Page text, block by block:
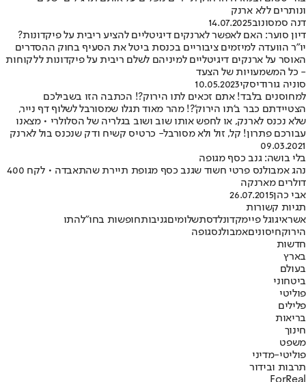
ונותרים ללא ארנק
דנה סמסונוב14.07.2025
דיון סוער: האם לאפשר לארנקים דיגיטליים להציע ריבית על פיקדונות?
יו"ר הוועדה למיזמים ציבוריים בכנסת ביטל את הסעיף בחוק ההסדרים
האוסר על ארנקים דיגיטליים למיניהם לשלם ריבית על פיקדונות ללקוחות
- כל המשמעויות של הצעד
סוניה גורודיסקי10.05.2023
למחוסנים בלבד! אתם זכאים לתו הירוק?! הכתבה הזו בשבילכם
הצטיידתם כבר ב'תו הירוק'?! מהר מאוד תגלו שמסורבל לשלוף דף נייר,
שלא נכנס לארנק, או לחפש אותו שוב ושוב בגלריה של הסלולרי • מצאנו
עבורכם פתרון! קל, זול ולא מסורבל- כרטיס קשיח ודק שנכנס בול לארנק
09.03.2021
בלי בושה: גנב כסף מגופה
נהג אמבולנס פרטי חשוד שגנב כסף מגופת תיירת שהתאבדה • לקח 400
דולרים מארנקה
אבי כהן26.07.2015
תגיות קשורות
אשראיגוגל פיימקדונלדסתשלומיםגניבותחופשות בחו"להתו
הירוקחיסוניםאמבולנסגופה
חדשות
בארץ
בעולם
ביטחוני
פוליטי
פלילים
בריאות
חינוך
משפט
פוליטי-מדיני
תרבות ובידור